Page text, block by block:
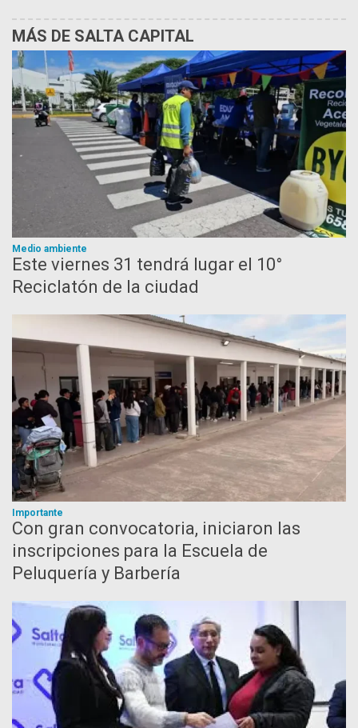
MÁS DE SALTA CAPITAL
Medio ambiente
Este viernes 31 tendrá lugar el 10°
Reciclatón de la ciudad
Importante
Con gran convocatoria, iniciaron las
inscripciones para la Escuela de
Peluquería y Barbería